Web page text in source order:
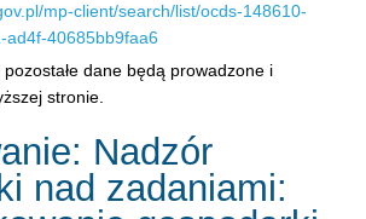
mp-client/search/list/ocds-148610-
ad4f-40685bb9faa6
pozostałe dane będą prowadzone i
stronie.
Nadzór
nad zadaniami: